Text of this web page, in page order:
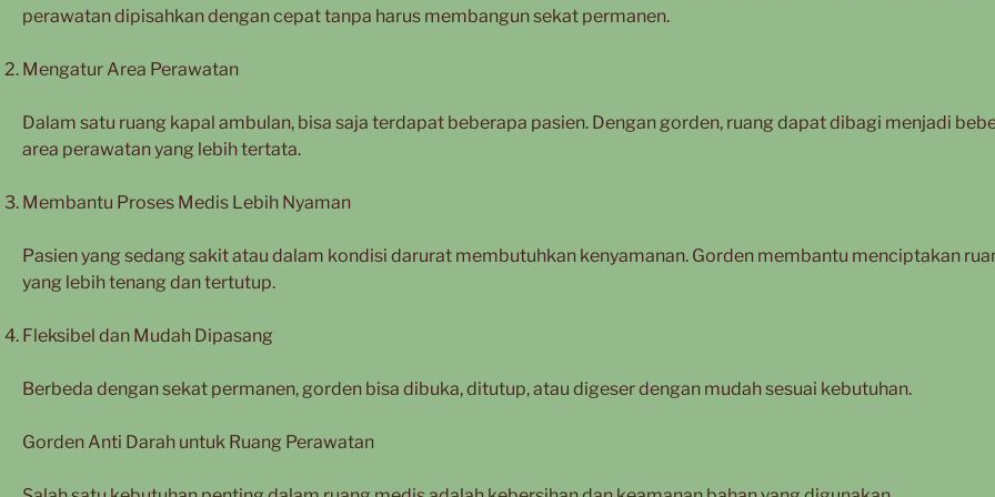
perawatan dipisahkan dengan cepat tanpa harus membangun sekat permanen.
Mengatur Area Perawatan
Dalam satu ruang kapal ambulan, bisa saja terdapat beberapa pasien. Dengan gorden, ruang dapat dibagi menjadi
area perawatan yang lebih tertata.
Membantu Proses Medis Lebih Nyaman
Pasien yang sedang sakit atau dalam kondisi darurat membutuhkan kenyamanan. Gorden membantu menciptakan
yang lebih tenang dan tertutup.
Fleksibel dan Mudah Dipasang
Berbeda dengan sekat permanen, gorden bisa dibuka, ditutup, atau digeser dengan mudah sesuai kebutuhan.
Gorden Anti Darah untuk Ruang Perawatan